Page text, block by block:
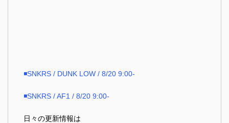
◾️SNKRS / DUNK LOW / 8/20 9:00-
◾️SNKRS / AF1 / 8/20 9:00-
日々の更新情報は